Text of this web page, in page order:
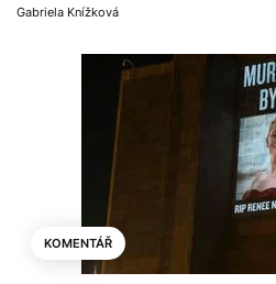
Gabriela Knížková
KOMENTÁŘ